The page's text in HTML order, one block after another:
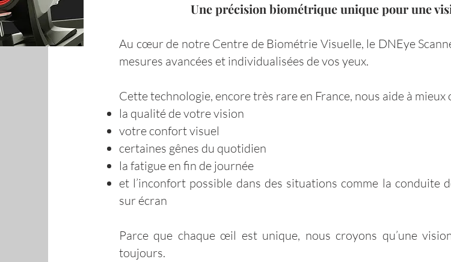
Une précision biométrique unique pour une
Au cœur de notre Centre de Biométrie Visuelle, le DNEye
mesures avancées et individualisées de vos yeux.
Cette technologie, encore très rare en France, nous aide à mieux
la qualité de votre vision
votre confort visuel
certaines gênes du quotidien
la fatigue en fin de journée
et l’inconfort possible dans des situations comme la conduite
sur écran
Parce que chaque œil est unique, nous croyons qu’une
toujours.